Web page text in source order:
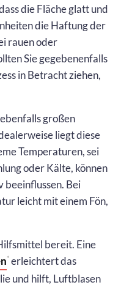
die Fläche glatt und
die Haftung der
rauen oder
Sie gegebenenfalls
in Betracht ziehen,
großen
liegt diese
Temperaturen, sei
oder Kälte, können
beeinflussen. Bei
leicht mit einem Fön,
bereit. Eine
* erleichtert das
und hilft, Luftblasen